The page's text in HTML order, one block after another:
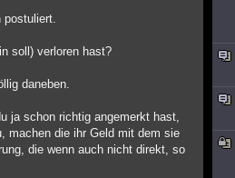
postuliert.
soll) verloren hast?
daneben.
ja schon richtig angemerkt hast,
machen die ihr Geld mit dem sie
die wenn auch nicht direkt, so